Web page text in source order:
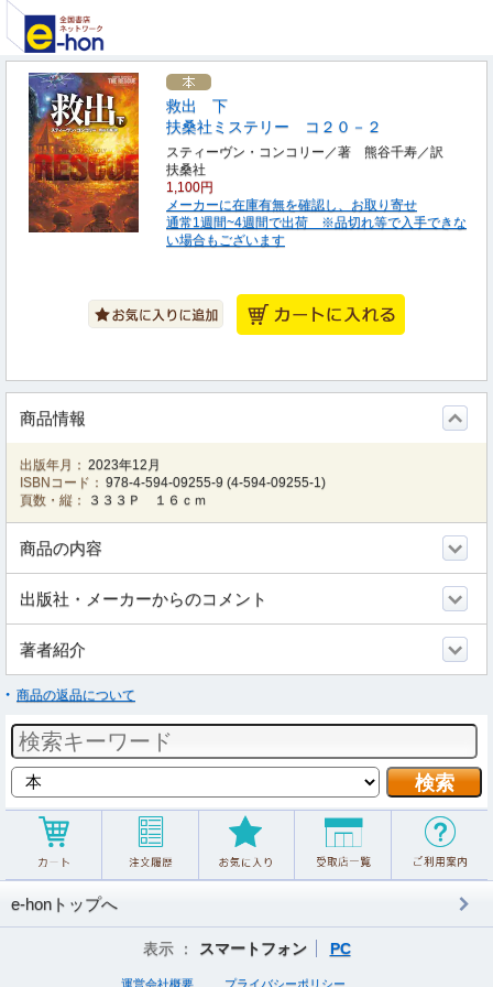
救出 下
扶桑社ミステリー コ２０－２
スティーヴン・コンコリー／著 熊谷千寿／訳
扶桑社
1,100円
メーカーに在庫有無を確認し、お取り寄せ
通常1週間~4週間で出荷 ※品切れ等で入手できな
い場合もございます
商品情報
出版年月： 2023年12月
ISBNコード： 978-4-594-09255-9 (4-594-09255-1)
頁数・縦：
３３３Ｐ １６ｃｍ
商品の内容
出版社・メーカーからのコメント
著者紹介
商品の返品について
e-honトップへ
表示 ： スマートフォン PC
運営会社概要 プライバシーポリシー